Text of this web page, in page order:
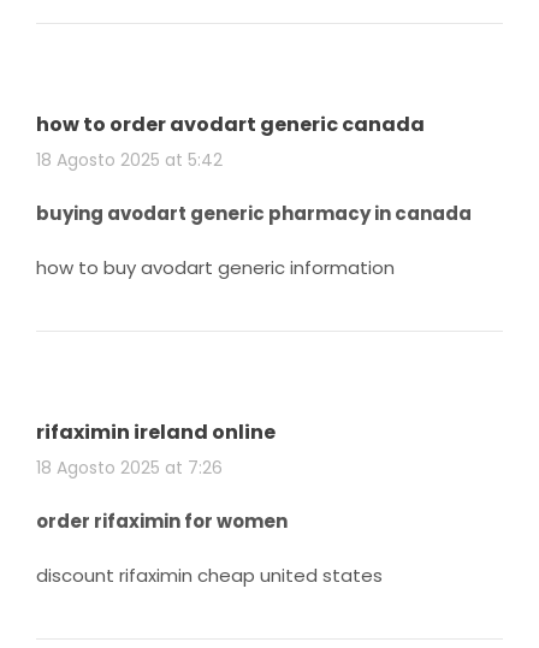
how to order avodart generic canada
18 Agosto 2025 at 5:42
buying avodart generic pharmacy in canada
how to buy avodart generic information
rifaximin ireland online
18 Agosto 2025 at 7:26
order rifaximin for women
discount rifaximin cheap united states